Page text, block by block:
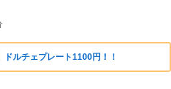
ドルチェプレート1100円！！